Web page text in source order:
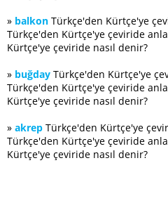
» balkon Türkçe'den Kürtçe'ye
Türkçe'den Kürtçe'ye çeviride
Kürtçe'ye çeviride nasıl denir?
» buğday Türkçe'den Kürtçe'ye
Türkçe'den Kürtçe'ye çeviride
Kürtçe'ye çeviride nasıl denir?
» akrep Türkçe'den Kürtçe'ye
Türkçe'den Kürtçe'ye çeviride
Kürtçe'ye çeviride nasıl denir?